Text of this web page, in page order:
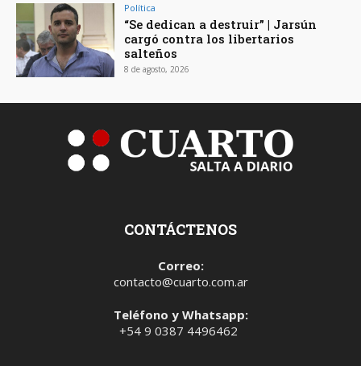
Política
“Se dedican a destruir” | Jarsún
cargó contra los libertarios
salteños
8 de agosto, 2026
CONTÁCTENOS
Correo:
contacto@cuarto.com.ar
Teléfono y Whatsapp:
+54 9 0387 4496462